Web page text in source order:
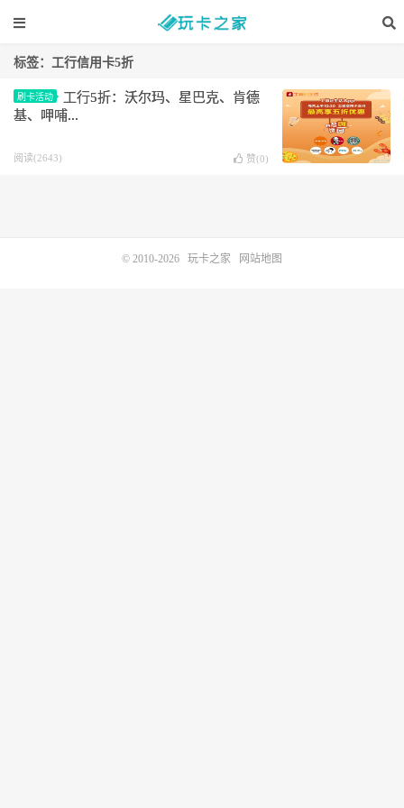
标签：工行信用卡5折
刷卡活动
工行5折：沃尔玛、星巴克、肯德
基、呷哺...
阅读(2643) 赞(0)
© 2010-2026 玩卡之家 网站地图